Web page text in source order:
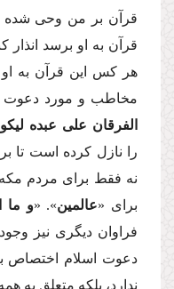
قرآن بر من وحى شده
قرآن به او برسد انذار
هر كس این قرآن به
مخاطب و مورد دعوت
الفرقان على عبده
را نازل كرده است تا
نه فقط براى مردم
براى «عالمین». «و ما
فراوان دیگرى نیز
دعوت اسلام اختصاص
ندارد، بلكه متعلق به